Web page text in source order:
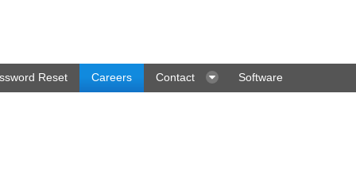
Reset Careers Contact Software